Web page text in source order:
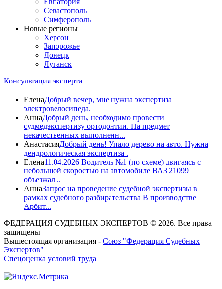
Севастополь
Симферополь
Новые регионы
Херсон
Запорожье
Донецк
Луганск
Консультация эксперта
ЕленаДобрый вечер, мне нужна экспертиза
электровелосипеда.
АннаДобрый день, необходимо провести
судмедэкспертизу ортодонтии. На предмет
некачественных выполненн...
АнастасияДобрый день! Упало дерево на авто. Нужна
дендрологическая экспертиза .
Елена11.04.2026 Водитель №1 (по схеме) двигаясь с
небольшой скоростью на автомобиле ВАЗ 21099
объезжал...
АннаЗапрос на проведение судебной экспертизы в
рамках судебного разбирательства В производстве
Арбит...
ФЕДЕРАЦИЯ СУДЕБНЫХ ЭКСПЕРТОВ © 2026. Все права
защищены
Вышестоящая организация - Союз "Федерация Судебных
Экспертов"
Спецоценка условий труда